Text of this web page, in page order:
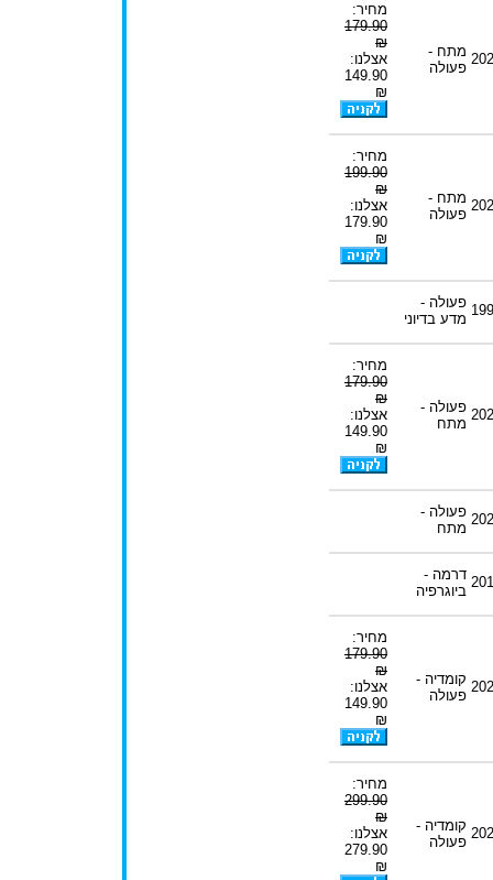
מתח -
פעולה
מחיר:
179.90
₪
אצלנו:
149.90
₪
מתח -
פעולה
מחיר:
199.90
₪
אצלנו:
179.90
₪
פעולה -
מדע בדיוני
פעולה -
מתח
מחיר:
179.90
₪
אצלנו:
149.90
₪
פעולה -
מתח
דרמה -
ביוגרפיה
קומדיה -
פעולה
מחיר:
179.90
₪
אצלנו:
149.90
₪
קומדיה -
פעולה
מחיר:
299.90
₪
אצלנו:
279.90
₪